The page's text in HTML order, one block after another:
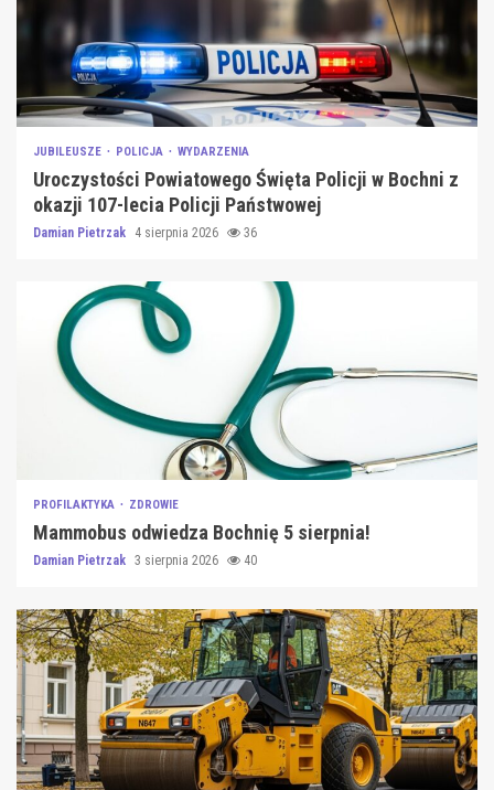
JUBILEUSZE POLICJA WYDARZENIA
Uroczystości Powiatowego Święta Policji w Bochni z
okazji 107-lecia Policji Państwowej
Damian Pietrzak 4 sierpnia 2026 36
PROFILAKTYKA ZDROWIE
Mammobus odwiedza Bochnię 5 sierpnia!
Damian Pietrzak 3 sierpnia 2026 40